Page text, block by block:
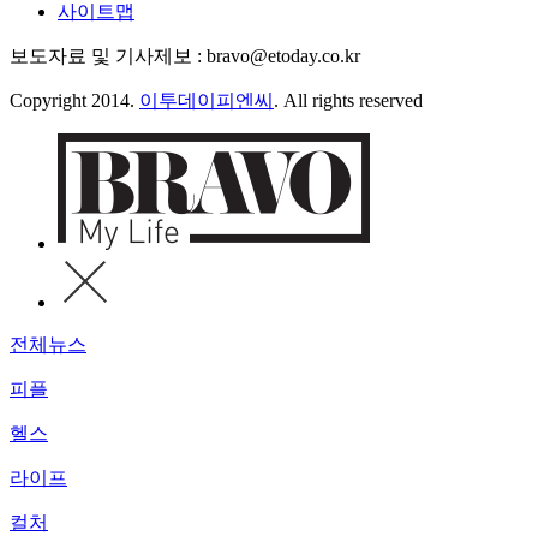
사이트맵
보도자료 및 기사제보 : bravo@etoday.co.kr
Copyright 2014. 이투데이피엔씨 . All rights reserved
전체뉴스
피플
헬스
라이프
컬처